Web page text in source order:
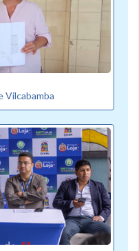
Vilcabamba